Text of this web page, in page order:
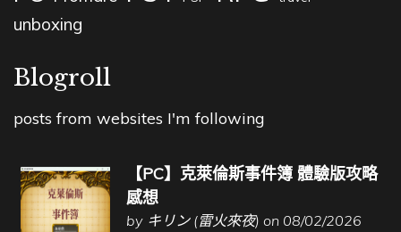
unboxing
Blogroll
posts from websites I'm following
【PC】克萊倫斯事件簿 體驗版攻略
感想
by キリン (雷火來夜) on 08/02/2026